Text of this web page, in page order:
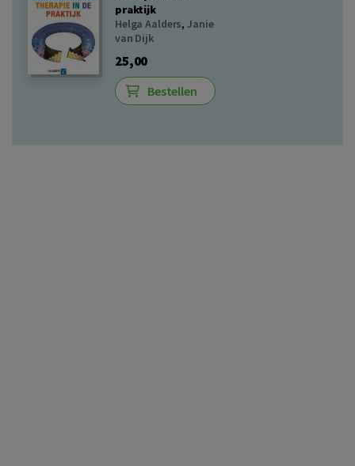
praktijk
Helga Aalders,Janie
van Dijk
25,00
Bestellen